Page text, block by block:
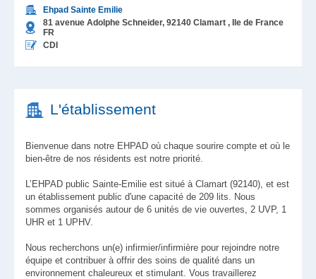
Ehpad Sainte Emilie
81 avenue Adolphe Schneider, 92140 Clamart , Ile de France
FR
CDI
L'établissement
Bienvenue dans notre EHPAD où chaque sourire compte et où le
bien-être de nos résidents est notre priorité.
L’EHPAD public Sainte-Emilie est situé à Clamart (92140), et est
un établissement public d'une capacité de 209 lits. Nous
sommes organisés autour de 6 unités de vie ouvertes, 2 UVP, 1
UHR et 1 UPHV.
Nous recherchons un(e) infirmier/infirmière pour rejoindre notre
équipe et contribuer à offrir des soins de qualité dans un
environnement chaleureux et stimulant. Vous travaillerez